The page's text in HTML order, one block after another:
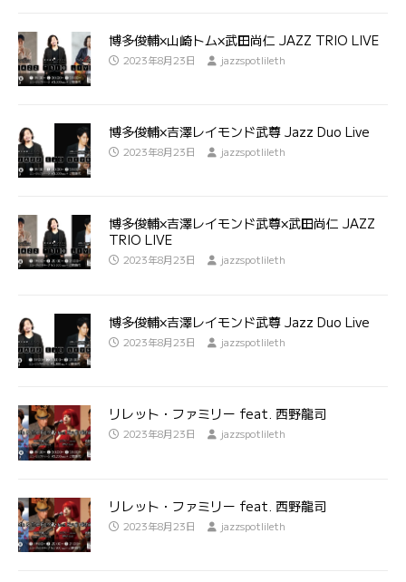
博多俊輔×山崎トム×武田尚仁 JAZZ TRIO LIVE
2023年8月23日 jazzspotlileth
博多俊輔×吉澤レイモンド武尊 Jazz Duo Live
2023年8月23日 jazzspotlileth
博多俊輔×吉澤レイモンド武尊×武田尚仁 JAZZ
TRIO LIVE
2023年8月23日 jazzspotlileth
博多俊輔×吉澤レイモンド武尊 Jazz Duo Live
2023年8月23日 jazzspotlileth
リレット・ファミリー feat. 西野龍司
2023年8月23日 jazzspotlileth
リレット・ファミリー feat. 西野龍司
2023年8月23日 jazzspotlileth